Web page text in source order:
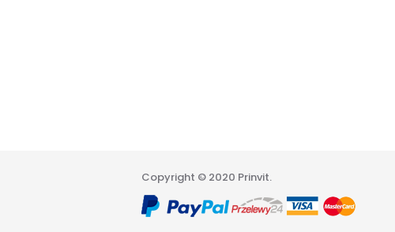
Copyright © 2020 Prinvit.